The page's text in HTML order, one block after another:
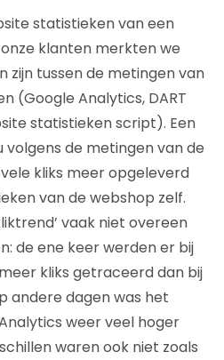
statistieken van een
klanten merkten we
zijn tussen de metingen van
(Google Analytics, DART
statistieken script). Een
de metingen van de
kliks meer opgeleverd
van de webshop zelf.
vaak niet overeen
de ene keer werden er bij
kliks getraceerd dan bij
andere dagen was het
weer veel hoger
waren ook niet zoals